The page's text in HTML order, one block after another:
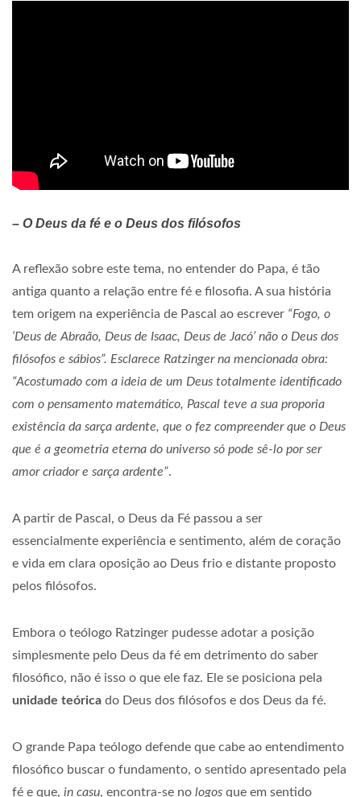
– O Deus da fé e o Deus dos filósofos
A reflexão sobre este tema, no entender do Papa, é tão
antiga quanto a relação entre fé e filosofia. A sua história
tem origem na experiência de Pascal ao escrever “Fogo, o
‘Deus de Abraão, Deus de Isaac, Deus de Jacó’ não o Deus dos
filósofos e sábios”. Esclarece Ratzinger na mencionada obra:
“Acostumado com a ideia de um Deus totalmente identificado
com o pensamento matemático, Pascal teve a sua proporia
existência da sarça ardente, que o fez compreender que o Deus
que é a geometria eterna do universo só pode sê-lo por ser
amor criador e sarça ardente”.
A partir de Pascal, o Deus da Fé passou a ser
essencialmente experiência e sentimento, além de coração
e vida em clara oposição ao Deus frio e distante proposto
pelos filósofos.
Embora o teólogo Ratzinger pudesse adotar a posição
simplesmente pelo Deus da fé em detrimento do saber
filosófico, não é isso o que ele faz. Ele se posiciona pela
unidade teórica do Deus dos filósofos e dos Deus da fé.
O grande Papa teólogo defende que cabe ao entendimento
filosófico buscar o fundamento, o sentido apresentado pela
fé e que, in casu, encontra-se no logos que em sentido